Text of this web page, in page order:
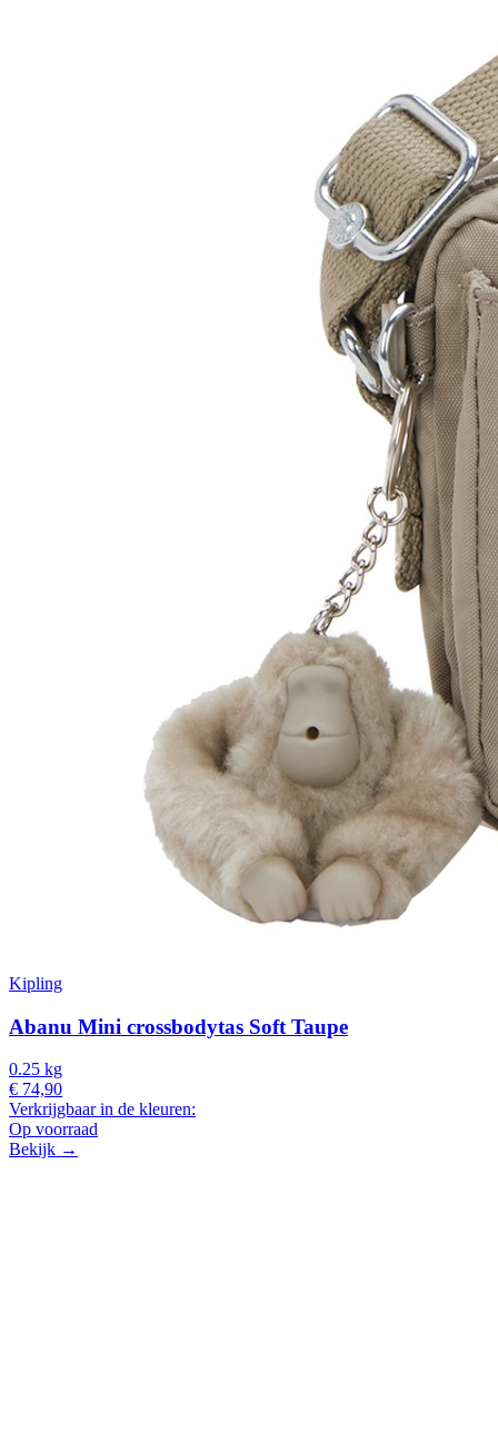
Kipling
Abanu Mini crossbodytas Soft Taupe
0.25 kg
€ 74,90
Verkrijgbaar in de kleuren:
Op voorraad
Bekijk →